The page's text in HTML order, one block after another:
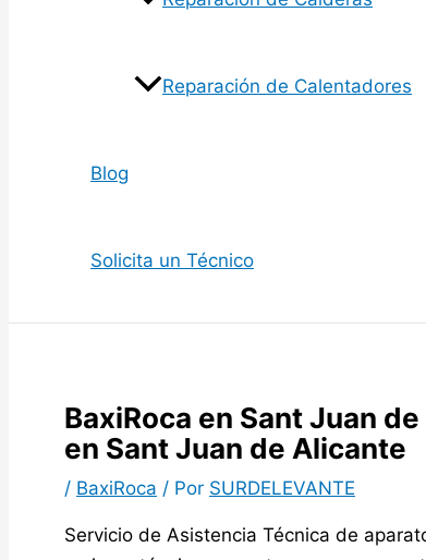
Reparación de Calentadores
Blog
Solicita un Técnico
BaxiRoca en Sant Juan
en Sant Juan de Alicante
/ BaxiRoca / Por SURDELEVANTE
Servicio de Asistencia Técnica de